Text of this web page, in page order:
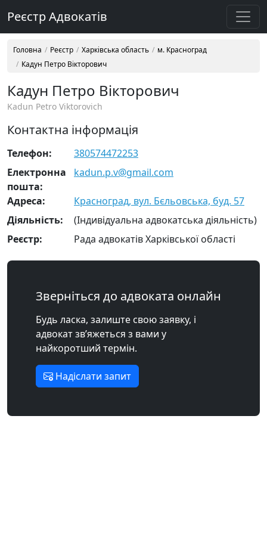
Реєстр Адвокатів
Головна Реєстр Харківська область
м. Красноград
Кадун Петро Вікторович
Кадун Петро Вікторович
Kadun Petro Viktorovich
Контактна інформація
Телефон:
380574472253
Електронна
пошта:
kadun.p.v@gmail.com
Адреса:
Красноград, вул. Бєльовська, буд. 57
Діяльність:
(Індивідуальна адвокатська діяльність)
Реєстр:
Рада адвокатів Харківської області
Зверніться до адвоката онлайн
Будь ласка, залиште свою заявку, і
адвокат зв’яжеться з вами у
найкоротший термін.
Надіслати запит